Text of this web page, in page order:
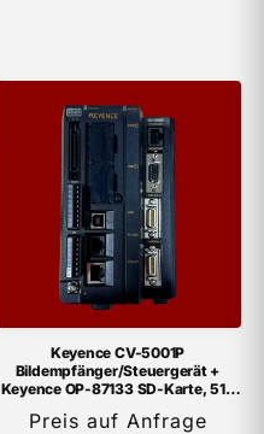
Keyence CV-5001P
Bildempfänger/Steuergerät +
Keyence OP-87133 SD-Karte, 512
Preis auf Anfrage